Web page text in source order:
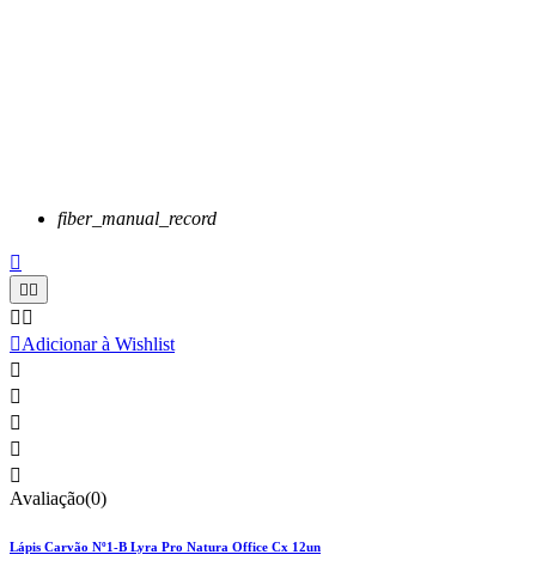
fiber_manual_record

 
 
Adicionar à Wishlist





Avaliação(0)
Lápis Carvão Nº1-B Lyra Pro Natura Office Cx 12un